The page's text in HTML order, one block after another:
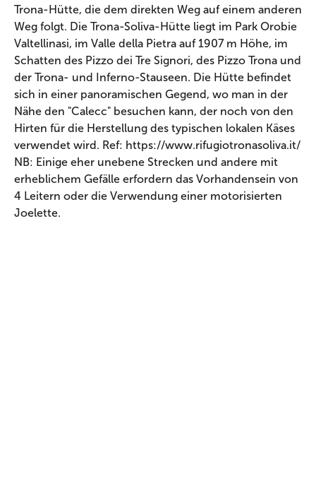
Trona-Hütte, die dem direkten Weg auf einem anderen
Weg folgt. Die Trona-Soliva-Hütte liegt im Park Orobie
Valtellinasi, im Valle della Pietra auf 1907 m Höhe, im
Schatten des Pizzo dei Tre Signori, des Pizzo Trona und
der Trona- und Inferno-Stauseen. Die Hütte befindet
sich in einer panoramischen Gegend, wo man in der
Nähe den "Calecc" besuchen kann, der noch von den
Hirten für die Herstellung des typischen lokalen Käses
verwendet wird. Ref: https://www.rifugiotronasoliva.it/
NB: Einige eher unebene Strecken und andere mit
erheblichem Gefälle erfordern das Vorhandensein von
4 Leitern oder die Verwendung einer motorisierten
Joelette.